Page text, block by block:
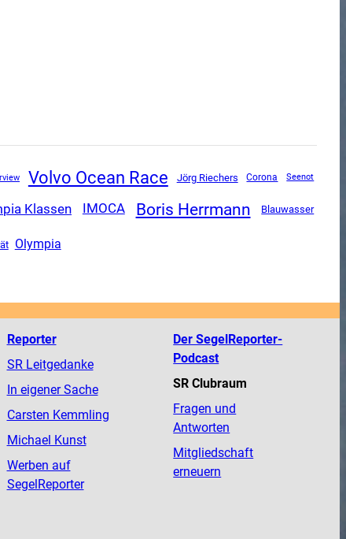
Volvo Ocean Race Jörg Riechers Corona Seenot
Klassen IMOCA Boris Herrmann Blauwasser
Olympia
Reporter
SR Leitgedanke
In eigener Sache
Carsten Kemmling
Michael Kunst
Werben auf
SegelReporter
Der SegelReporter-
Podcast
SR Clubraum
Fragen und
Antworten
Mitgliedschaft
erneuern